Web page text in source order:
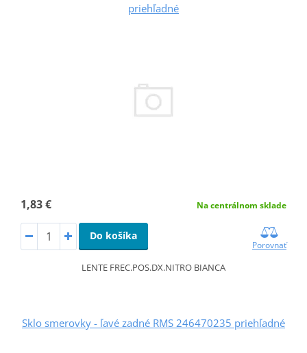
priehľadné
1,83 € Na centrálnom sklade
Do košíka
Porovnať
LENTE FREC.POS.DX.NITRO BIANCA
Sklo smerovky - ľavé zadné RMS 246470235 priehľadné